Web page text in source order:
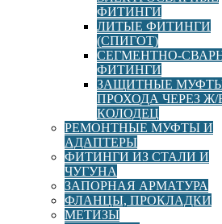
ФИТИНГИ
ЛИТЫЕ ФИТИНГИ
(СПИГОТ)
СЕГМЕНТНО-
ФИТИНГИ
ЗАЩИТНЫЕ
ПРОХОДА ЧЕРЕЗ Ж/
КОЛОДЕЦ
РЕМОНТНЫЕ МУФТЫ И
АДАПТЕРЫ
ФИТИНГИ ИЗ СТАЛИ И
ЧУГУНА
ЗАПОРНАЯ АРМАТУРА
ФЛАНЦЫ, ПРОКЛАДКИ
МЕТИЗЫ
250х250 PN16 ЦПП
Страна
Диаметр, мм
PN
Материал